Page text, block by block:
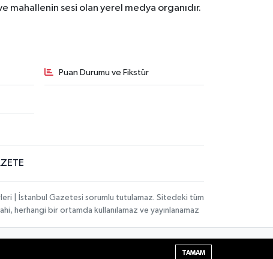
sesi olan yerel medya organıdır.
Puan Durumu ve Fikstür
| İstanbul Gazetesi sorumlu tutulamaz. Sitedeki tüm
herhangi bir ortamda kullanılamaz ve yayınlanamaz
| Copyright © 2026
TAMAM